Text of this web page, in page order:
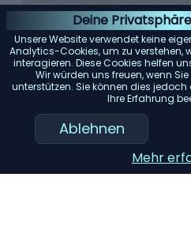
Deine
Unsere Website verwendet keine
Analytics-Cookies, um zu verstehen,
interagieren. Diese Cookies helfen
Wir würden uns freuen, wenn Sie
unterstützen. Sie können dies
Ihre Erfahrung
Ablehnen
Mehr
Energieeffizienz: Achten
Energy Star-Bewertung.
weniger Wasser und Strom,
spart.
Geräuschpegel:
Lärm ein Problem darstellt,
einem Dezibelwert von 45